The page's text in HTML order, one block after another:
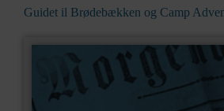
Guidet il Brødebækken og Camp